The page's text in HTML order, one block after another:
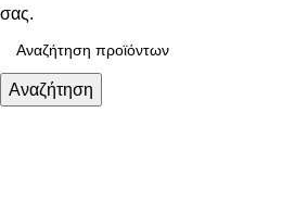
σας.
Αναζήτηση